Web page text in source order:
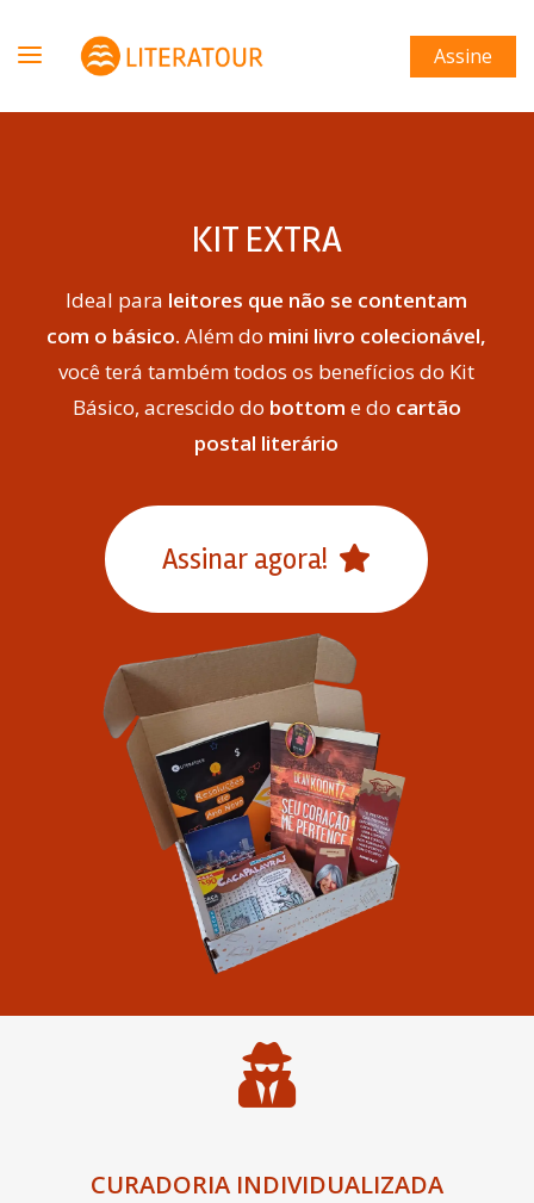
Assine
KIT EXTRA
Ideal para leitores que não se contentam
com o básico.Além do mini livro colecionável,
você terá também todos os benefícios do Kit
Básico, acrescido do bottom e do cartão
postal literário
Assinar agora!
CURADORIA INDIVIDUALIZADA